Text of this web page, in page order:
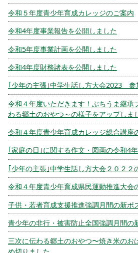
令和５年度青少年育成カレッジのご案内
令和4年度事業報告を公開しました
令和5年度事業計画を公開しました
令和4年度財務諸表を公開しました
｢少年の主張｣中学生話し方大会2023 参
令和４年度いただきます！ぶちうま継承
わる郷土のおやつ～の様子をアップしま
令和４年度青少年育成カレッジ総合講座
｢家庭の日｣に関する作文・図画の令和4
｢少年の主張｣中学生話し方大会２０２２
令和４年度青少年育成県民運動推進大会
子供・若者育成支援推進強調月間の新ポ
青少年の非行・被害防止全国強調月間の
三次に伝わる郷土のおやつ〜焼き米のお